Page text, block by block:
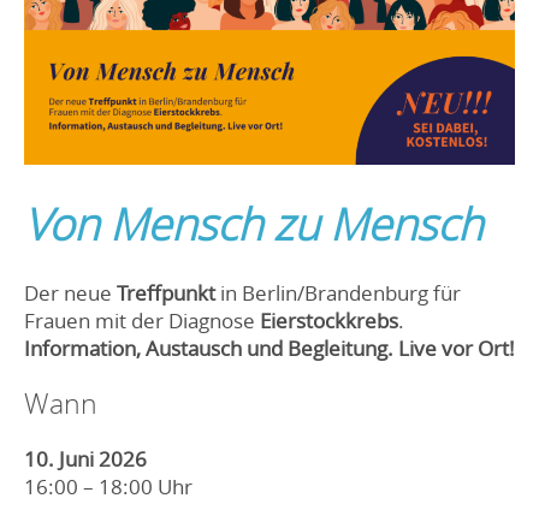
Von Mensch zu Mensch
Der neue Treffpunktin Berlin/Brandenburg für
Frauen mit der Diagnose Eierstockkrebs.
Information, Austausch und Begleitung. Live vor Ort!
Wann
10. Juni 2026
16:00 – 18:00 Uhr